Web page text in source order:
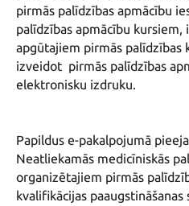
pirmās palīdzības apmācību
palīdzības apmācību
apgūtajiem pirmās palīdzības
izveidot  pirmās palīdzības
elektronisku izdruku.
Papildus e-pakalpojumā
Neatliekamās medicīniskās
organizētajiem pirmās
kvalifikācijas